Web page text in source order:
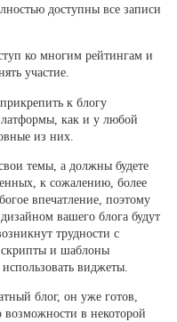
доступны все записи
ко многим рейтингам и
участие.
к блогу
как и у любой
из них.
темы, а должны будете
к сожалению, более
впечатление, поэтому
вашего блога будут
трудности с
скрипты и шаблоны
виджеты.
блог, он уже готов,
возможности в некоторой